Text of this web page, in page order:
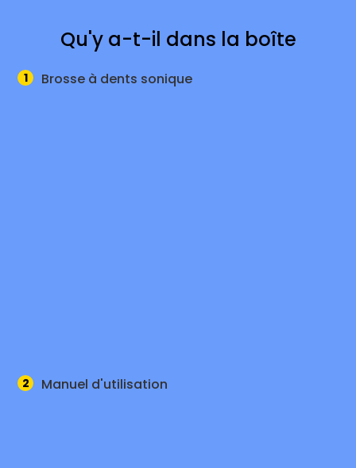
Qu'y a-t-il dans la boîte
1 Brosse à dents sonique
2 Manuel d'utilisation